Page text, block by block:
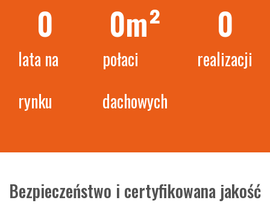
lata na
rynku
0
połaci
dachowych
0m²
realizacji
0
Bezpieczeństwo i certyfikowana jakość